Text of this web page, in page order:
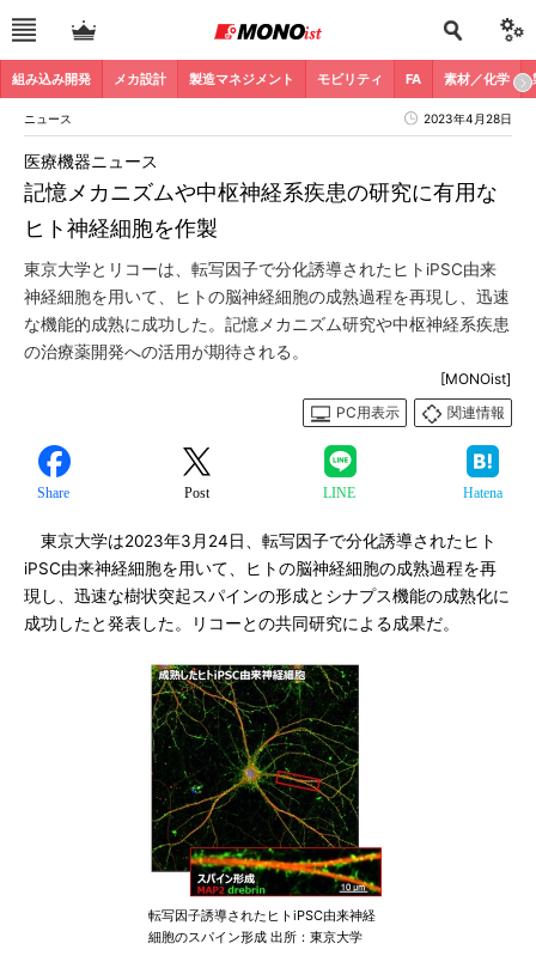
組み込み開発 メカ設計 製造マネジメント モビリティ FA 素材／化学
ニュース 2023年4月28日
記憶メカニズムや中枢神経系疾患の研究に有用な
ヒト神経細胞を作製
医療機器ニュース
東京大学とリコーは、転写因子で分化誘導されたヒトiPSC由来
神経細胞を用いて、ヒトの脳神経細胞の成熟過程を再現し、迅速
な機能的成熟に成功した。記憶メカニズム研究や中枢神経系疾患
の治療薬開発への活用が期待される。
[MONOist]
PC用表示
関連情報
Share Post LINE Hatena
東京大学は2023年3月24日、転写因子で分化誘導されたヒト
iPSC由来神経細胞を用いて、ヒトの脳神経細胞の成熟過程を再
現し、迅速な樹状突起スパインの形成とシナプス機能の成熟化に
成功したと発表した。リコーとの共同研究による成果だ。
転写因子誘導されたヒトiPSC由来神経
細胞のスパイン形成 出所：東京大学